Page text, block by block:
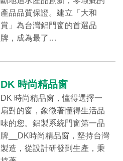
產品品質保證。建立「大和
賞」為台灣鋁門窗的首選品
牌，成為最了…
DK 時尚精品窗
DK 時尚精品窗，懂得選擇一
扇對的窗，象徵著懂得生活品
味的您。鋁製系統門窗第一品
牌__DK時尚精品窗，堅持台灣
製造，從設計研發到生產，秉